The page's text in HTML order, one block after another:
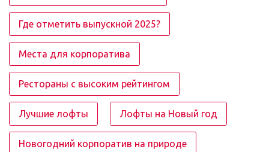
Где отметить выпускной 2025?
Места для корпоратива
Рестораны с высоким рейтингом
Лучшие лофты Лофты на Новый год
Новогодний корпоратив на природе